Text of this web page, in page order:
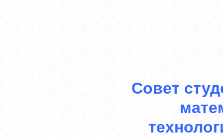
Совет